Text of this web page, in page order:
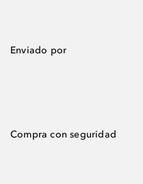
Enviado por
Compra con seguridad